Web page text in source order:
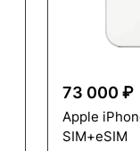
73 000 ₽
Apple
SIM+eSIM